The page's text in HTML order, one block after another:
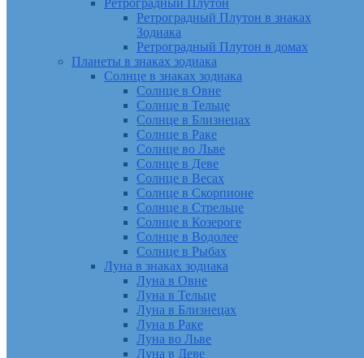
Ретроградный Плутон
Ретроградный Плутон в знаках
Зодиака
Ретроградный Плутон в домах
Планеты в знаках зодиака
Солнце в знаках зодиака
Солнце в Овне
Солнце в Тельце
Солнце в Близнецах
Солнце в Раке
Солнце во Льве
Солнце в Деве
Солнце в Весах
Солнце в Скорпионе
Солнце в Стрельце
Солнце в Козероге
Солнце в Водолее
Солнце в Рыбах
Луна в знаках зодиака
Луна в Овне
Луна в Тельце
Луна в Близнецах
Луна в Раке
Луна во Льве
Луна в Деве